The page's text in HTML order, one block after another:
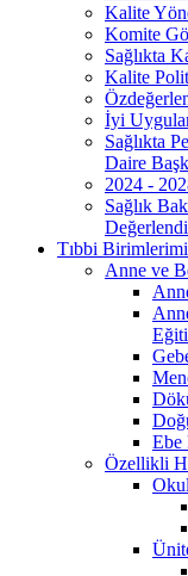
Kalite
Komite
Sağlıkta
Kalite
İyi
Sağlıkta
Daire
2024 -
Sağlık
Tıbbi
Anne ve
Ebe
Özellikli